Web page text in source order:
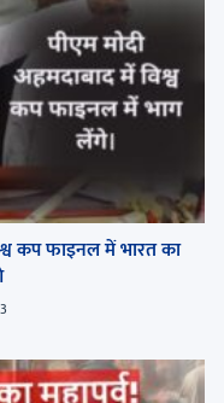
कप फाइनल में भारत का